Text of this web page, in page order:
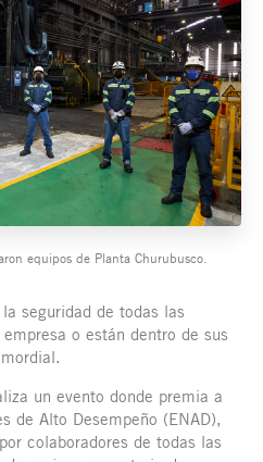
equipos de Planta Churubusco.
seguridad de todas las
o están dentro de sus
un evento donde premia a
de Alto Desempeño (ENAD),
colaboradores de todas las